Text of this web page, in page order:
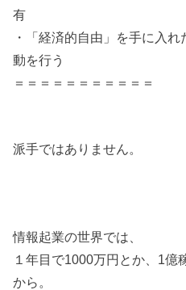
有
・「経済的自由」を手に入
動を行う
＝＝＝＝＝＝＝＝＝＝＝
派手ではありません。
情報起業の世界では、
１年目で1000万円とか、1億
から。